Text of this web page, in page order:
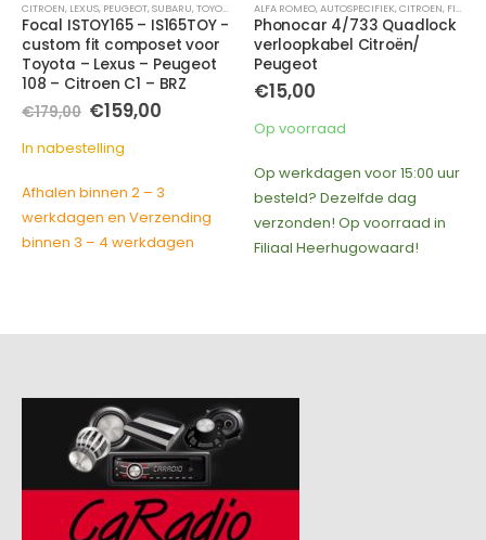
CITROEN, LEXUS, PEUGEOT,SUBARU,TOYOTA
Focal ISTOY165 – IS165TOY -
custom fit composet voor
Toyota – Lexus – Peugeot
108 – Citroen C1 – BRZ
€179,00 Oorspronkelijke
was:
€179,00.
€159,00Huidige
In nabestelling
Afhalen binnen 2 – 3
werkdagen en Verzending
binnen 3 – 4 werkdagen
ALFA ROMEO,AUTOSPECIFIEK,CITROEN, FIAT
Phonocar 4/733 Quadlock
verloopkabel Citroën/
Peugeot
€15,00
Op voorraad
Op werkdagen voor 15:00 uur
besteld? Dezelfde dag
verzonden! Op voorraad in
Filiaal Heerhugowaard!